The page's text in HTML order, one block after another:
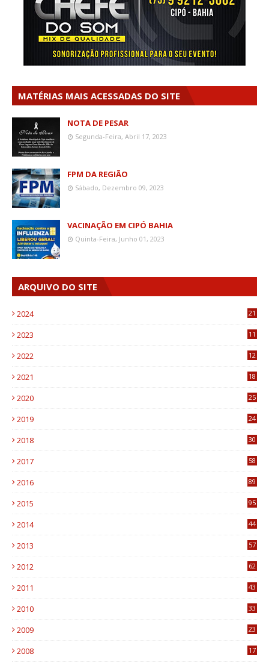
MATÉRIAS MAIS ACESSADAS DO SITE
NOTA DE PESAR
Segunda-Feira, Abril 17, 2023
FPM DA REGIÃO
Sábado, Dezembro 09, 2023
VACINAÇÃO EM CIPÓ BAHIA
Quinta-Feira, Junho 01, 2023
ARQUIVO DO SITE
2024 21
2023
11
2022
12
2021
18
2020
25
2019
24
2018
30
2017
58
2016
89
2015
95
2014
44
2013
57
2012
62
2011
43
2010
33
2009
23
2008
17